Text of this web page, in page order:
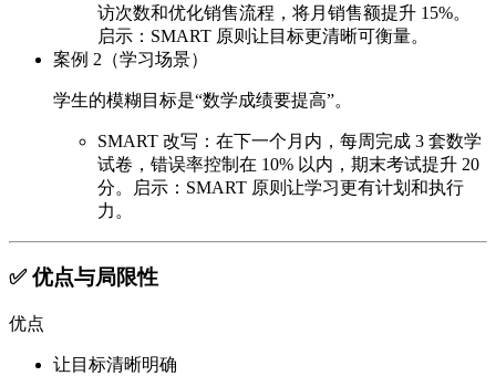
访次数和优化销售流程，将月销售额提升 15%。
启示：SMART 原则让目标更清晰可衡量。
案例 2（学习场景）
学生的模糊目标是“数学成绩要提高”。
SMART 改写：在下一个月内，每周完成 3 套数学
试卷，错误率控制在 10% 以内，期末考试提升 20
分。
启示：SMART 原则让学习更有计划和执行
力。
✅ 优点与局限性
优点
让目标清晰明确